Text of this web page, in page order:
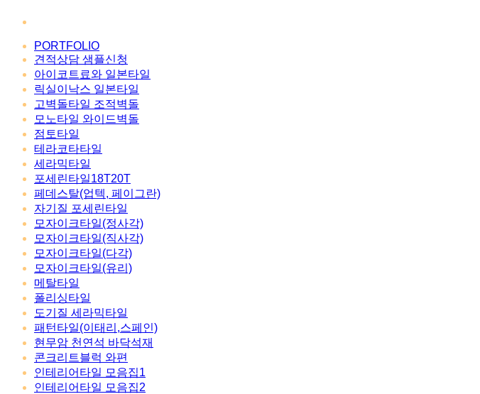
PORTFOLIO
견적상담 샘플신청
아이코트료와 일본타일
릭실이낙스 일본타일
고벽돌타일 조적벽돌
모노타일 와이드벽돌
점토타일
테라코타타일
세라믹타일
포세린타일18T20T
페데스탈(업텍, 페이그란)
자기질 포세린타일
모자이크타일(정사각)
모자이크타일(직사각)
모자이크타일(다각)
모자이크타일(유리)
메탈타일
폴리싱타일
도기질 세라믹타일
패턴타일(이태리,스페인)
현무암 천연석 바닥석재
콘크리트블럭 와편
인테리어타일 모음집1
인테리어타일 모음집2